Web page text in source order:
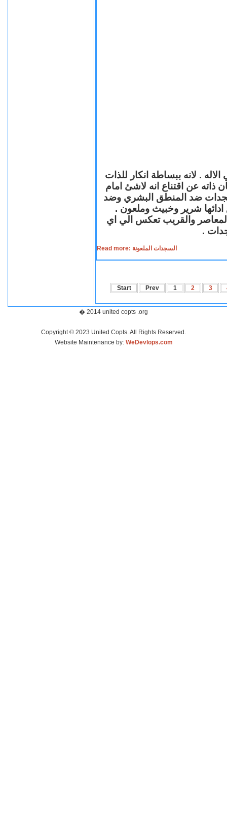
. لانه ببساطة انكار للذات
ذاته عن اقتناع انه لاشئ امام
ضد المنطق البشري وضد
ادائها شرير وخبيث وملعون .
المعاصر والقريب تعكس الي اي
.
Read more: السجدات الملعونة
Start Prev 1 2 3
� 2014 united copts .org
Copyright © 2023 United Copts. All Rights Reserved.
Website Maintenance by: WeDevlops.com